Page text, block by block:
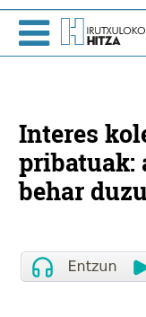
Interes
pribatuak:
behar